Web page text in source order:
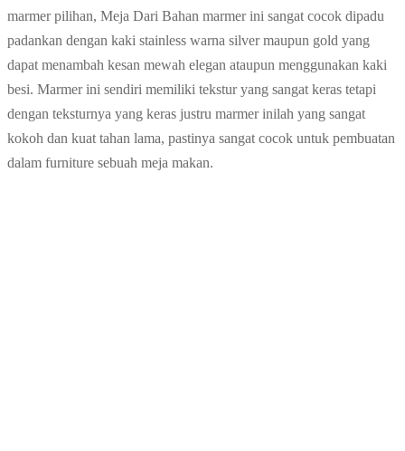
marmer pilihan, Meja Dari Bahan marmer ini sangat cocok dipadu
padankan dengan kaki stainless warna silver maupun gold yang
dapat menambah kesan mewah elegan ataupun menggunakan kaki
besi. Marmer ini sendiri memiliki tekstur yang sangat keras tetapi
dengan teksturnya yang keras justru marmer inilah yang sangat
kokoh dan kuat tahan lama, pastinya sangat cocok untuk pembuatan
dalam furniture sebuah meja makan.